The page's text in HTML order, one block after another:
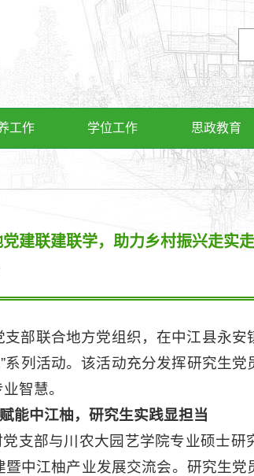
工作 学位工作 思政教育
建联建联学，助力乡村振兴走实
部联合地方党组织，在中江县永安
系列活动。该活动充分发挥研究生
智慧。
能中江柚，研究生实践显担当
支部与川农大园艺学院专业硕士研
中江柚产业发展交流会。研究生党